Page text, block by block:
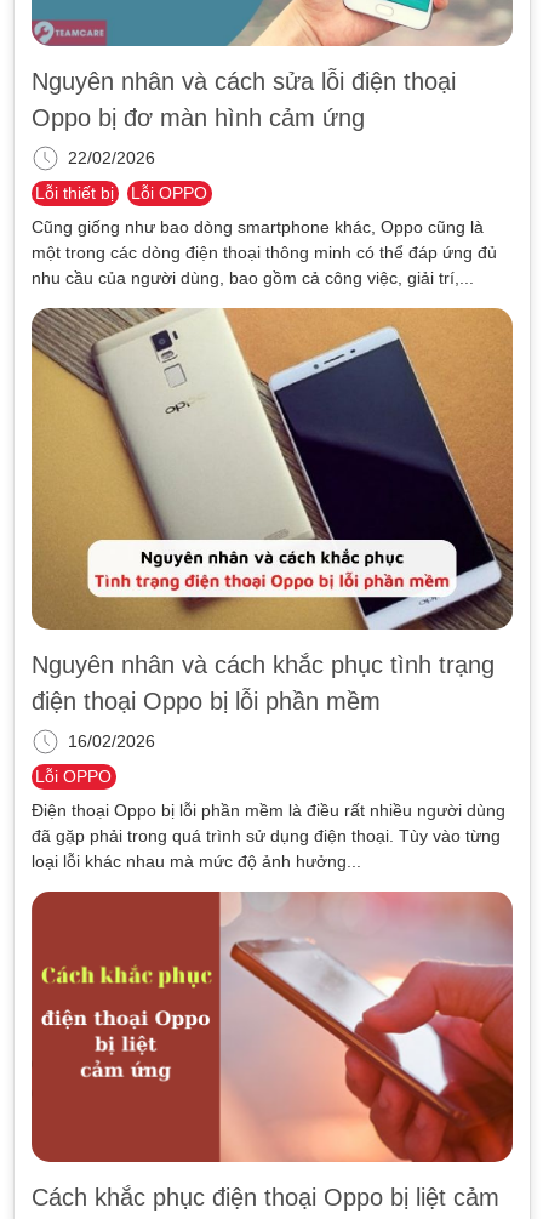
Nguyên nhân và cách sửa lỗi điện thoại
Oppo bị đơ màn hình cảm ứng
22/02/2026
Lỗi thiết bị
Lỗi OPPO
Cũng giống như bao dòng smartphone khác, Oppo cũng là
một trong các dòng điện thoại thông minh có thể đáp ứng đủ
nhu cầu của người dùng, bao gồm cả công việc, giải trí,...
Nguyên nhân và cách khắc phục tình trạng
điện thoại Oppo bị lỗi phần mềm
16/02/2026
Lỗi OPPO
Điện thoại Oppo bị lỗi phần mềm là điều rất nhiều người dùng
đã gặp phải trong quá trình sử dụng điện thoại. Tùy vào từng
loại lỗi khác nhau mà mức độ ảnh hưởng...
Cách khắc phục điện thoại Oppo bị liệt cảm